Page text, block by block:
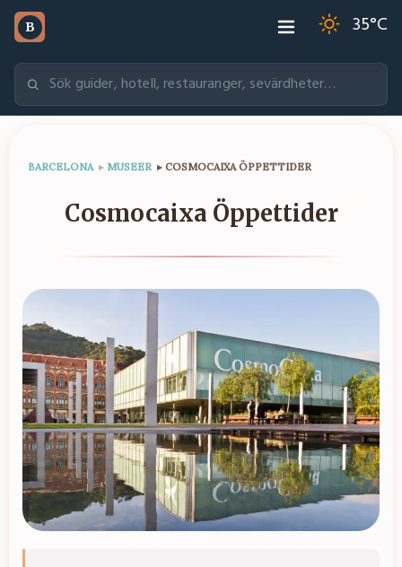
B 35°C
BARCELONA ▸ MUSEER ▸ COSMOCAIXA ÖPPETTIDER
Cosmocaixa Öppettider